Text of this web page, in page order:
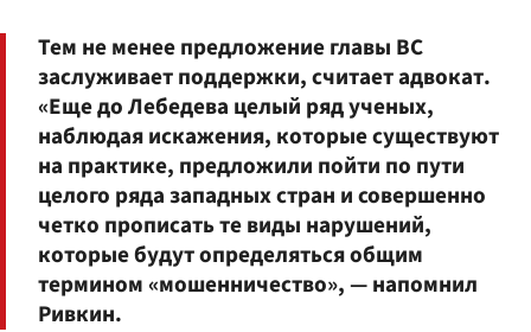
Тем не менее предложение главы ВС
заслуживает поддержки, считает адвокат.
«Еще до Лебедева целый ряд ученых,
наблюдая искажения, которые существуют
на практике, предложили пойти по пути
целого ряда западных стран и совершенно
четко прописать те виды нарушений,
которые будут определяться общим
термином «мошенничество», — напомнил
Ривкин.